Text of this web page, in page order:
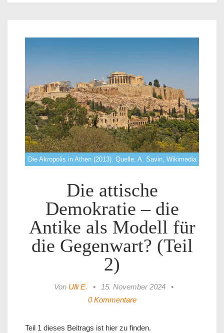
Die Akropolis in Athen (2013). Quelle: A. Savin, Wikimedia
Die attische
Demokratie – die
Antike als Modell für
die Gegenwart? (Teil
2)
Von Ulli E. • 15. November 2024
•
0 Kommentare
Teil 1 dieses Beitrags ist hier zu finden.